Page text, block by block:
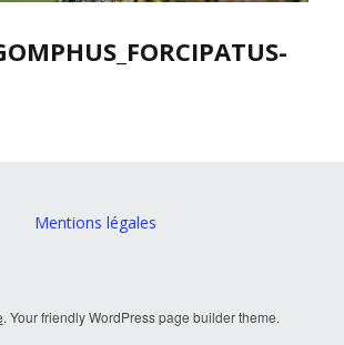
Mentions légales
. Your friendly WordPress page builder theme.